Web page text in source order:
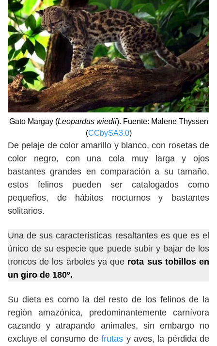
Gato Margay (Leopardus wiedii). Fuente: Malene Thyssen
(CCbySA3.0)
De pelaje de color amarillo y blanco, con rosetas de
color negro, con una cola muy larga y ojos
bastantes grandes en comparación a su tamaño,
estos felinos pueden ser catalogados como
pequeños, de hábitos nocturnos y bastantes
solitarios.
Una de sus características resaltantes es que es el
único de su especie que puede subir y bajar de los
troncos de los árboles ya que rota sus tobillos en
un giro de 180º.
Su dieta es como la del resto de los felinos de la
región amazónica, predominantemente carnívora
cazando y atrapando animales, sin embargo no
excluye el consumo defrutas y aves, la pérdida de